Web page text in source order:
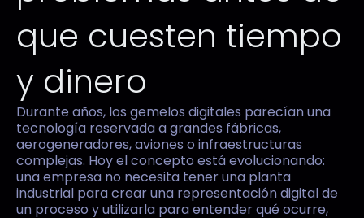
Contacto
Blog
que cuesten tiempo
y dinero
Durante años, los gemelos digitales parecían una
tecnología reservada a grandes fábricas,
aerogeneradores, aviones o infraestructuras
complejas. Hoy el concepto está evolucionando:
una empresa no necesita tener una planta
industrial para crear una representación digital de
un proceso y utilizarla para entender qué ocurre,